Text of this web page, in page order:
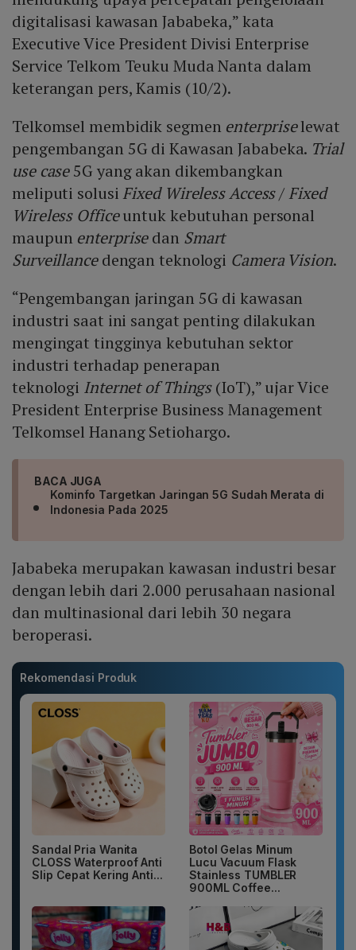
digitalisasi kawasan Jababeka,” kata
Executive Vice President Divisi Enterprise
Service Telkom Teuku Muda Nanta dalam
keterangan pers, Kamis (10/2).
Telkomsel membidik segmen enterpriselewat
pengembangan 5G di Kawasan Jababeka. Trial
use case5G yang akan dikembangkan
meliputi solusi Fixed Wireless Access/ Fixed
Wireless Officeuntuk kebutuhan personal
maupun enterprisedan Smart
Surveillancedengan teknologi Camera Vision.
“Pengembangan jaringan 5G di kawasan
industri saat ini sangat penting dilakukan
mengingat tingginya kebutuhan sektor
industri terhadap penerapan
teknologi Internet of Things(IoT),” ujar Vice
President Enterprise Business Management
Telkomsel Hanang Setiohargo.
BACA JUGA
Kominfo Targetkan Jaringan 5G Sudah Merata di
Indonesia Pada 2025
Jababeka merupakan kawasan industri besar
dengan lebih dari 2.000 perusahaan nasional
dan multinasional dari lebih 30 negara
beroperasi.
Rekomendasi Produk
Sandal Pria Wanita
CLOSS Waterproof Anti
Slip Cepat Kering Anti...
Botol Gelas Minum
Lucu Vacuum Flask
Stainless TUMBLER
900ML Coffee...